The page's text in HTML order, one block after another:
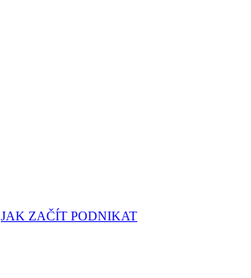
JAK ZAČÍT PODNIKAT